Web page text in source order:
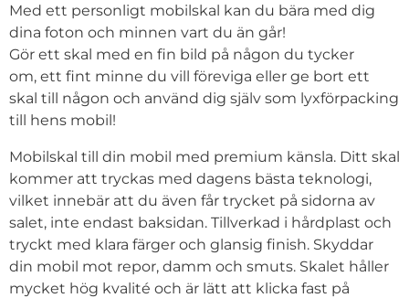
Med ett personligt mobilskal kan du bära med dig
dina foton och minnen vart du än går!
Gör ett skal med en fin bild på någon du tycker
om, ett fint minne du vill föreviga eller ge bort ett
skal till någon och använd dig själv som lyxförpacking
till hens mobil!
Mobilskal till din mobil med premium känsla. Ditt skal
kommer att tryckas med dagens bästa teknologi,
vilket innebär att du även får trycket på sidorna av
salet, inte endast baksidan. Tillverkad i hårdplast och
tryckt med klara färger och glansig finish. Skyddar
din mobil mot repor, damm och smuts. Skalet håller
mycket hög kvalité och är lätt att klicka fast på